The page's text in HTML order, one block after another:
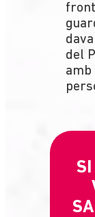
del
amb
SI